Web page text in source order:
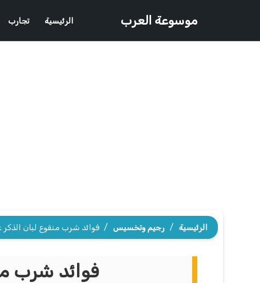
موسوعة العرب الرئيسية تجارب
الرئيسية / رجيم وتخسيس / فوائد شرب منقوع لبان
فوائد شرب